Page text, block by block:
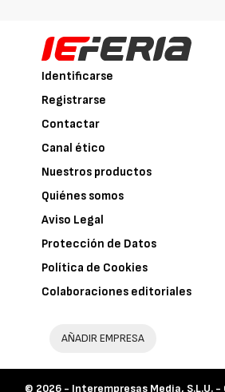
Identificarse
Registrarse
Contactar
Canal ético
Nuestros productos
Quiénes somos
Aviso Legal
Protección de Datos
Política de Cookies
Colaboraciones editoriales
AÑADIR EMPRESA
© 2026 - Interempresas Media, S.L.U.